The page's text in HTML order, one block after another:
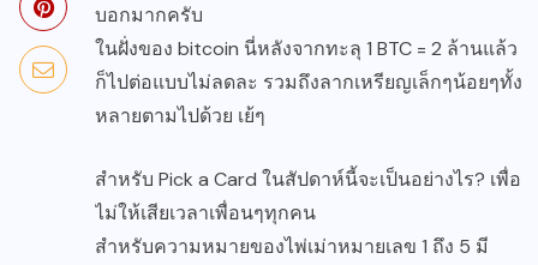
บอกมากครับ
ในฝั่งของ bitcoin นี่หลังจากทะลุ 1 BTC = 2 ล้านแล้ว
ก็ไปต่อแบบไม่ลดละ รวมถึงลากเหรียญเล็กๆน้อยๆทั้ง
หลายตามไปด้วย เย้ๆ
สำหรับ Pick a Card ในสัปดาห์นี้จะเป็นอย่างไร? เพื่อ
ไม่ให้เสียเวลาเพื่อนๆทุกคน
สำหรับความหมายของไพ่เม่าหมายเลข 1 ถึง 5 มี